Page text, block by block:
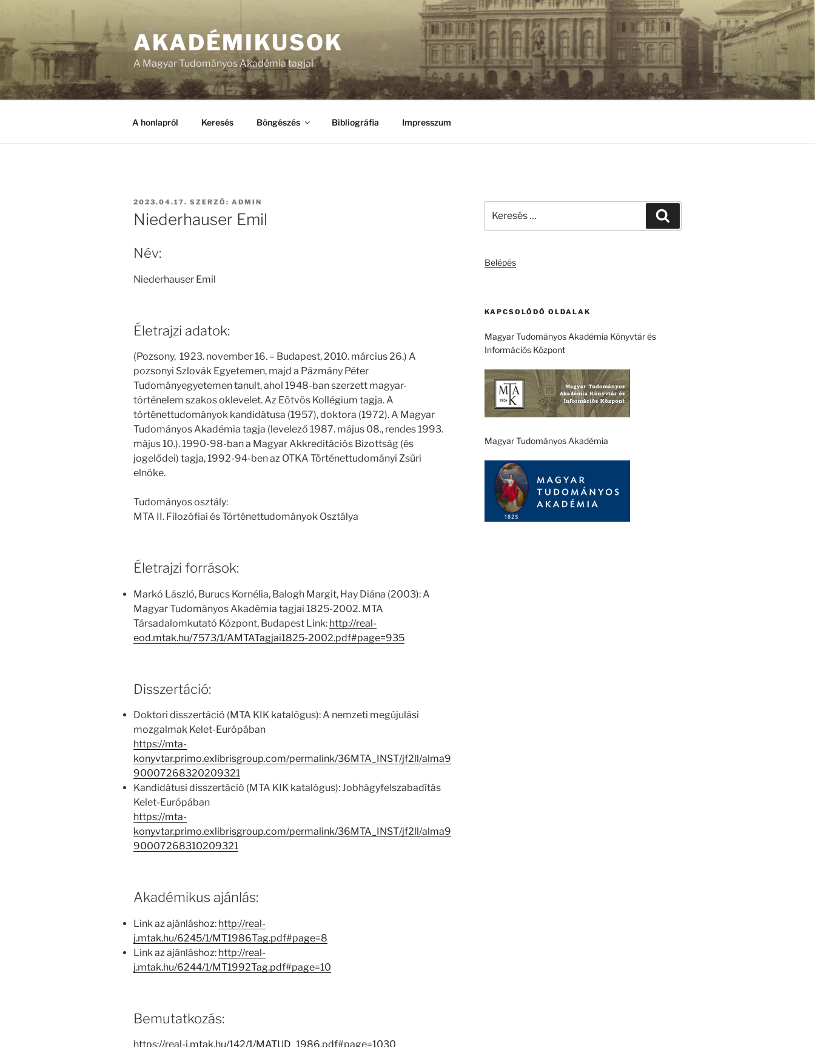
AKADÉMIKUSOK
A Magyar Tudományos Akadémia tagjai
A honlapról Keresés Böngészés Bibliográfia Impresszum
BEKÜLDVE:
2023.04.17. SZERZŐ: ADMIN
Niederhauser Emil
Név:
Niederhauser Emil
Életrajzi adatok:
(Pozsony, 1923. november 16. – Budapest, 2010. március 26.) A
pozsonyi Szlovák Egyetemen, majd a Pázmány Péter
Tudományegyetemen tanult, ahol 1948-ban szerzett magyar-
történelem szakos oklevelet. Az Eötvös Kollégium tagja. A
történettudományok kandidátusa (1957), doktora (1972). A Magyar
Tudományos Akadémia tagja (levelező 1987. május 08., rendes 1993.
május 10.). 1990-98-ban a Magyar Akkreditációs Bizottság (és
jogelődei) tagja, 1992-94-ben az OTKA Történettudományi Zsűri
elnöke.
Tudományos osztály:
MTA II. Filozófiai és Történettudományok Osztálya
Életrajzi források:
Markó László, Burucs Kornélia, Balogh Margit, Hay Diána (2003): A
Magyar Tudományos Akadémia tagjai 1825-2002. MTA
Társadalomkutató Központ, Budapest Link: http://real-
eod.mtak.hu/7573/1/AMTATagjai1825-2002.pdf#page=935
Disszertáció:
Doktori disszertáció (MTA KIK katalógus): A nemzeti megújulási
mozgalmak Kelet-Európában
https://mta-
konyvtar.primo.exlibrisgroup.com/permalink/36MTA_INST/jf2ll/alma9
90007268320209321
Kandidátusi disszertáció (MTA KIK katalógus): Jobhágyfelszabadítás
Kelet-Európában
https://mta-
konyvtar.primo.exlibrisgroup.com/permalink/36MTA_INST/jf2ll/alma9
90007268310209321
Akadémikus ajánlás:
Link az ajánláshoz: http://real-
j.mtak.hu/6245/1/MT1986Tag.pdf#page=8
Link az ajánláshoz: http://real-
j.mtak.hu/6244/1/MT1992Tag.pdf#page=10
Bemutatkozás:
https://real-j.mtak.hu/142/1/MATUD_1986.pdf#page=1030
következő
Belépés
KAPCSOLÓDÓ OLDALAK
Magyar Tudományos Akadémia Könyvtár és
Információs Központ
Magyar Tudományos Akadémia